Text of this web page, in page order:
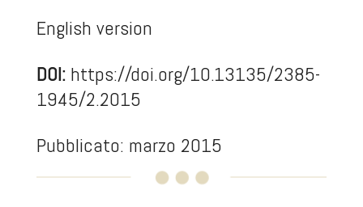
English version
DOI: https://doi.org/10.13135/2385-
1945/2.2015
Pubblicato: marzo 2015